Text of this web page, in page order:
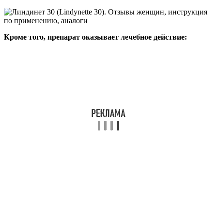
Кроме того, препарат оказывает лечебное действие: